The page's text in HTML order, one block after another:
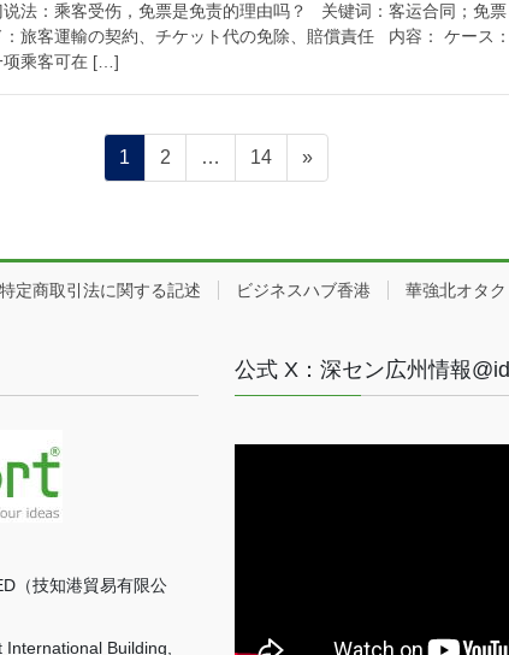
说法：乘客受伤，免票是免责的理由吗？ 关键词：客运合同；免票
：旅客運輸の契約、チケット代の免除、賠償責任 内容： ケース
项乘客可在 […]
ペ
ー
1
ペ
ー
2 …
ペ
ー
14 »
特定商取引法に関する記述 ビジネスハブ香港 華強北オタク
（技知港貿易有限公
Building,
公式 X：深セン広州情報